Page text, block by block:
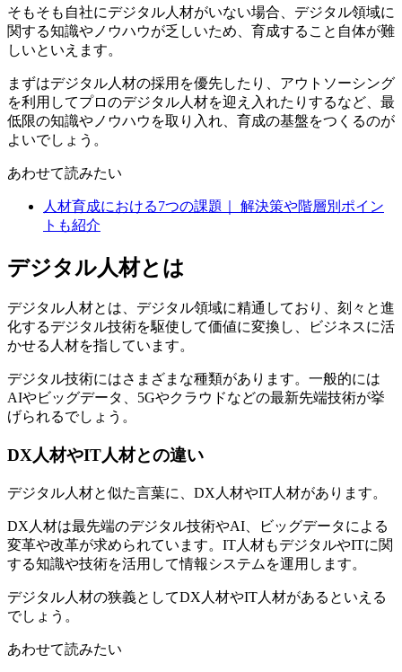
そもそも自社にデジタル人材がいない場合、デジタル領域に
関する知識やノウハウが乏しいため、育成すること自体が難
しいといえます。
まずはデジタル人材の採用を優先したり、アウトソーシング
を利用してプロのデジタル人材を迎え入れたりするなど、最
低限の知識やノウハウを取り入れ、育成の基盤をつくるのが
よいでしょう。
あわせて読みたい
人材育成における7つの課題｜ 解決策や階層別ポイン
トも紹介
デジタル人材とは
デジタル人材とは、デジタル領域に精通しており、刻々と進
化するデジタル技術を駆使して価値に変換し、ビジネスに活
かせる人材を指しています。
デジタル技術にはさまざまな種類があります。一般的には
AIやビッグデータ、5Gやクラウドなどの最新先端技術が挙
げられるでしょう。
DX人材やIT人材との違い
デジタル人材と似た言葉に、DX人材やIT人材があります。
DX人材は最先端のデジタル技術やAI、ビッグデータによる
変革や改革が求められています。IT人材もデジタルやITに関
する知識や技術を活用して情報システムを運用します。
デジタル人材の狭義としてDX人材やIT人材があるといえる
でしょう。
あわせて読みたい